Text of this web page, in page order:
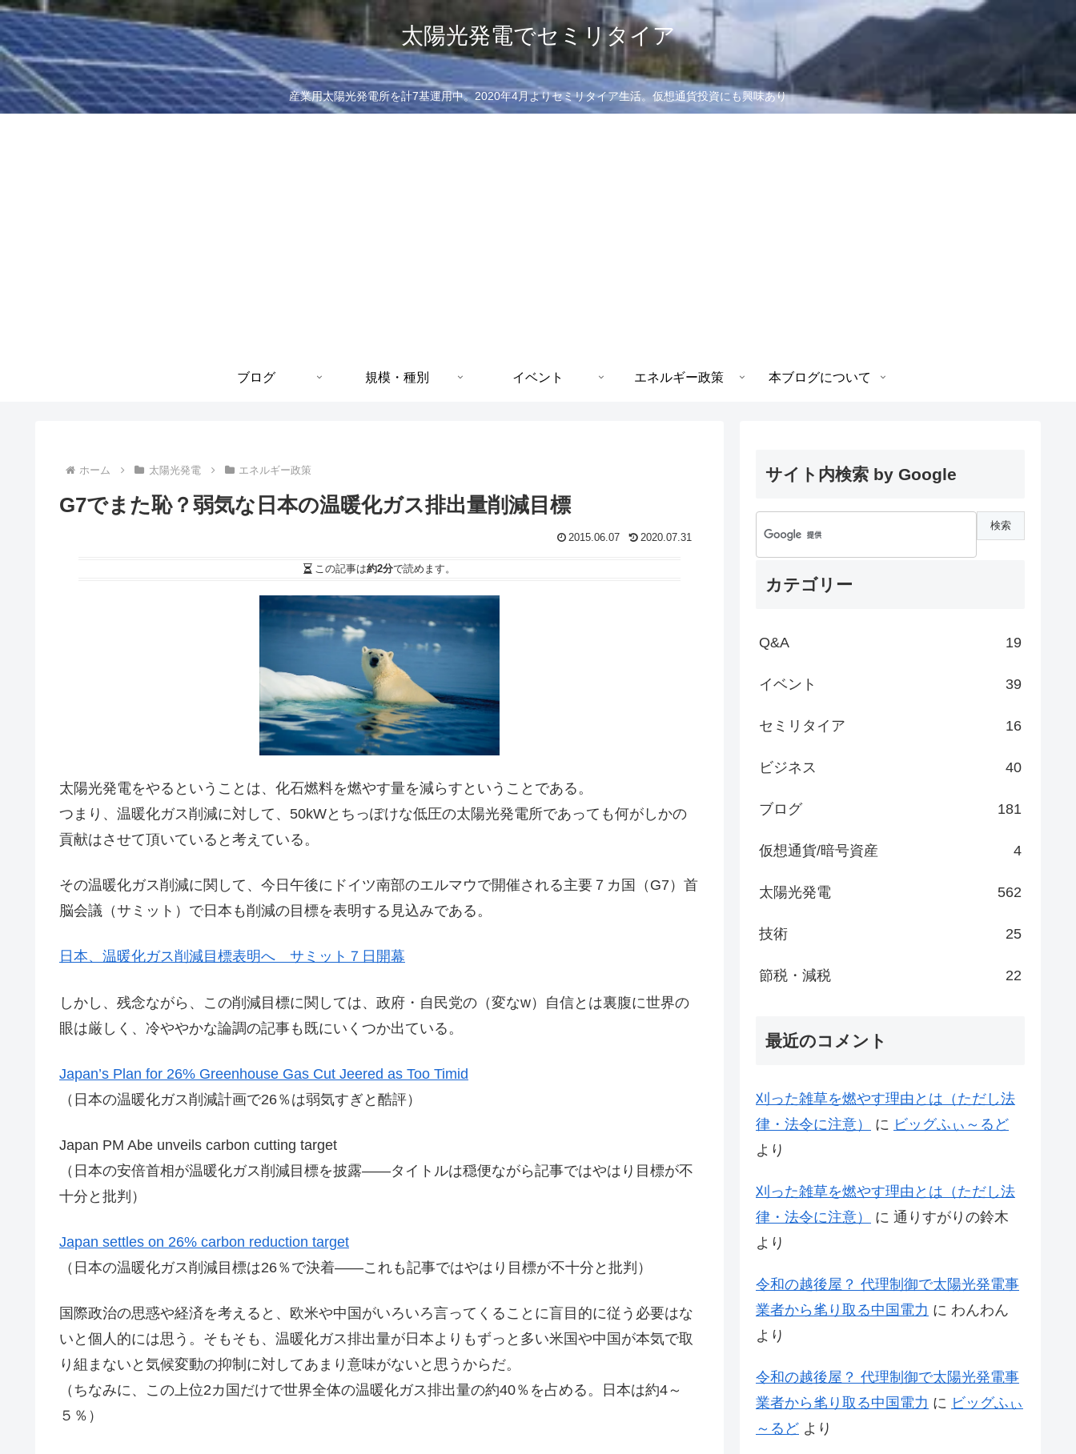
太陽光発電でセミリタイア
産業用太陽光発電所を計7基運用中。2020年4月よりセミリタイア生活。仮想通貨投資にも興味あり
ブログ 規模・種別 イベント エネルギー政策 本ブログについて
ホーム 太陽光発電 エネルギー政策
G7でまた恥？弱気な日本の温暖化ガス排出量削減目標
2015.06.07 2020.07.31
この記事は約2分で読めます。
太陽光発電をやるということは、化石燃料を燃やす量を減らすということである。
つまり、温暖化ガス削減に対して、50kWとちっぽけな低圧の太陽光発電所であっても何がしかの
貢献はさせて頂いていると考えている。
その温暖化ガス削減に関して、今日午後にドイツ南部のエルマウで開催される主要７カ国（G7）首
脳会議（サミット）で日本も削減の目標を表明する見込みである。
日本、温暖化ガス削減目標表明へ サミット７日開幕
しかし、残念ながら、この削減目標に関しては、政府・自民党の（変なw）自信とは裏腹に世界の
眼は厳しく、冷ややかな論調の記事も既にいくつか出ている。
Japan’s Plan for 26% Greenhouse Gas Cut Jeered as Too Timid
（日本の温暖化ガス削減計画で26％は弱気すぎと酷評）
Japan PM Abe unveils carbon cutting target
（日本の安倍首相が温暖化ガス削減目標を披露――タイトルは穏便ながら記事ではやはり目標が不
十分と批判）
Japan settles on 26% carbon reduction target
（日本の温暖化ガス削減目標は26％で決着――これも記事ではやはり目標が不十分と批判）
国際政治の思惑や経済を考えると、欧米や中国がいろいろ言ってくることに盲目的に従う必要はな
いと個人的には思う。そもそも、温暖化ガス排出量が日本よりもずっと多い米国や中国が本気で取
り組まないと気候変動の抑制に対してあまり意味がないと思うからだ。
（ちなみに、この上位2カ国だけで世界全体の温暖化ガス排出量の約40％を占める。日本は約4～
５％）
サイト内検索 by Google
カテゴリー
Q&A 19
イベント 39
セミリタイア 16
ビジネス 40
ブログ 181
仮想通貨/暗号資産 4
太陽光発電 562
技術 25
節税・減税 22
最近のコメント
刈った雑草を燃やす理由とは（ただし法
律・法令に注意）
に ビッグふぃ～るど
より
刈った雑草を燃やす理由とは（ただし法
律・法令に注意）
に 通りすがりの鈴木
より
令和の越後屋？ 代理制御で太陽光発電事
業者から毟り取る中国電力 に わんわん
より
令和の越後屋？ 代理制御で太陽光発電事
業者から毟り取る中国電力 に ビッグふぃ
～るど より